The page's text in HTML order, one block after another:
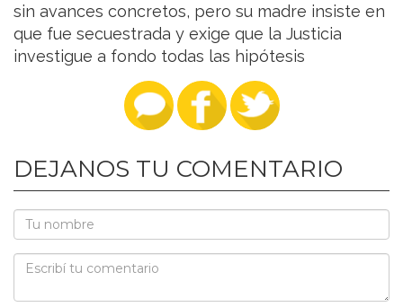
sin avances concretos, pero su madre insiste en
que fue secuestrada y exige que la Justicia
investigue a fondo todas las hipótesis
DEJANOS TU COMENTARIO